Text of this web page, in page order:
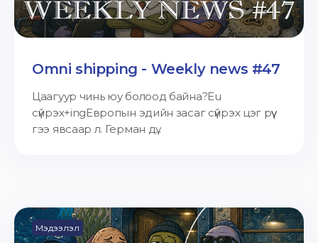
Omni shipping - Weekly news #47
Цаагуур чинь юу болоод байна?Eu
сүйрэх+ingЕвропын эдийн засаг сүйрэх цэг рүү
гээ явсаар л. Герман дү...
Мэдээлэл